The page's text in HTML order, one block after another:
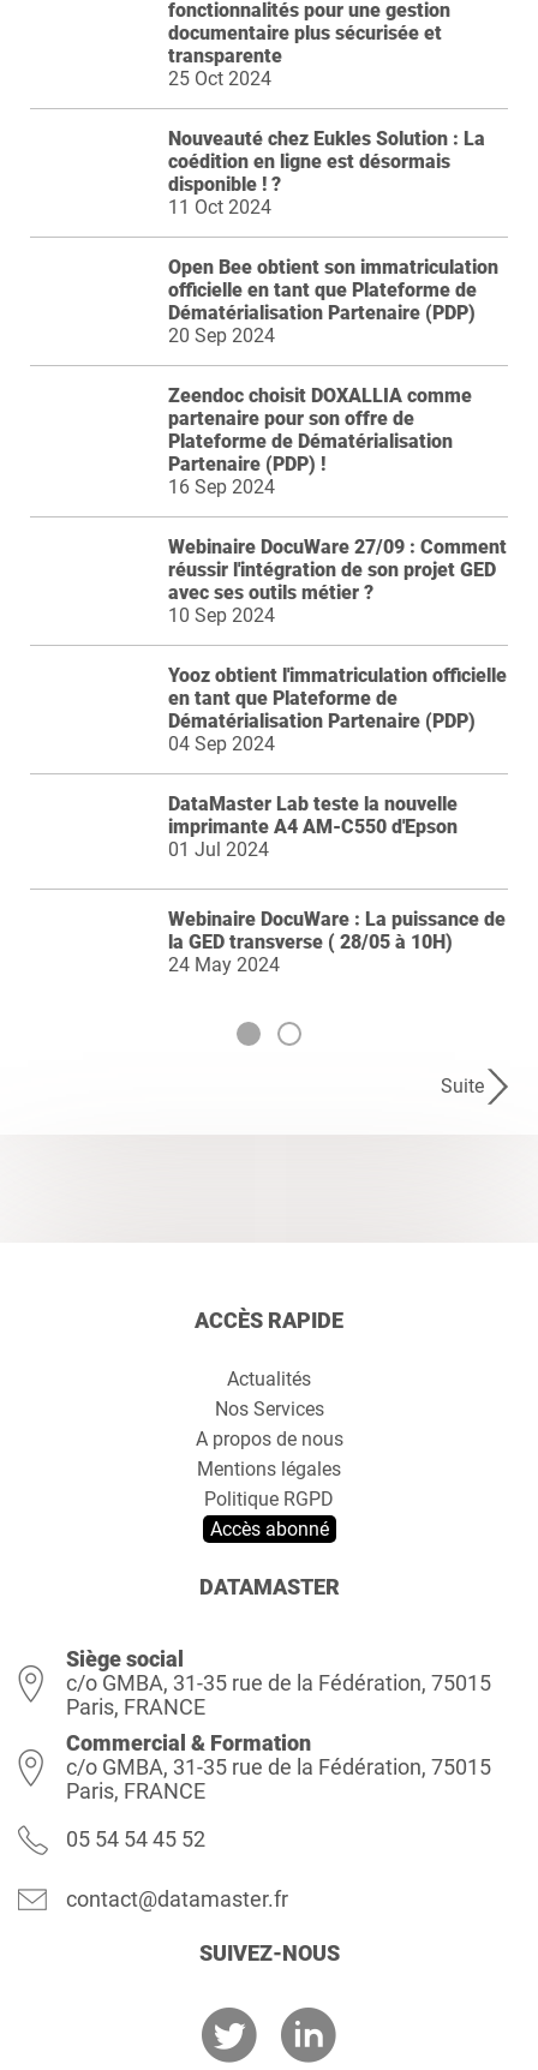
fonctionnalités pour une gestion
documentaire plus sécurisée et
transparente
25 Oct 2024
Nouveauté chez Eukles Solution : La
coédition en ligne est désormais
disponible ! ?
11 Oct 2024
Open Bee obtient son immatriculation
officielle en tant que Plateforme de
Dématérialisation Partenaire (PDP)
20 Sep 2024
Zeendoc choisit DOXALLIA comme
partenaire pour son offre de
Plateforme de Dématérialisation
Partenaire (PDP) !
16 Sep 2024
Webinaire DocuWare 27/09 : Comment
réussir l'intégration de son projet GED
avec ses outils métier ?
10 Sep 2024
Yooz obtient l'immatriculation officielle
en tant que Plateforme de
Dématérialisation Partenaire (PDP)
04 Sep 2024
DataMaster Lab teste la nouvelle
imprimante A4 AM-C550 d'Epson
01 Jul 2024
Webinaire DocuWare : La puissance de
la GED transverse ( 28/05 à 10H)
24 May 2024
Suite
ACCÈS RAPIDE
Actualités
Nos Services
A propos de nous
Mentions légales
Politique RGPD
Accès abonné
DATAMASTER
Siège social
c/o GMBA, 31-35 rue de la Fédération, 75015
Paris, FRANCE
Commercial & Formation
c/o GMBA, 31-35 rue de la Fédération, 75015
Paris, FRANCE
05 54 54 45 52
contact@datamaster.fr
SUIVEZ-NOUS